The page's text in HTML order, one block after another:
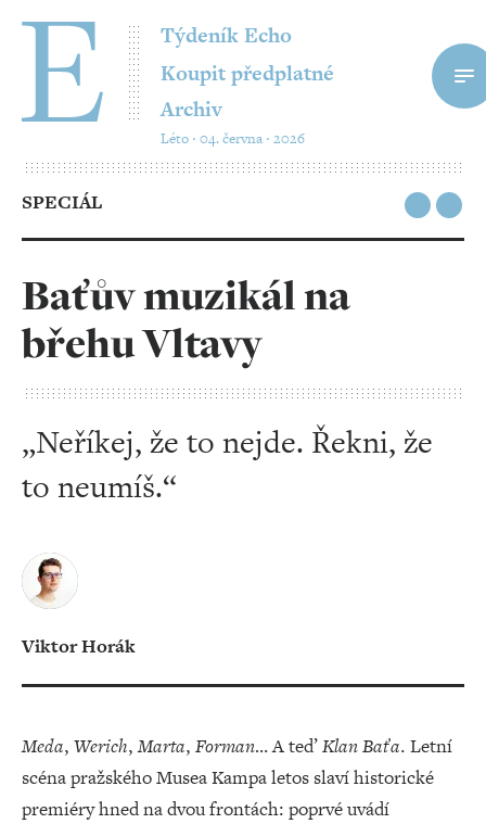
Týdeník Echo
Koupit předplatné
Archiv
Léto ‧ 04. června ‧ 2026
SPECIÁL
Baťův muzikál na
břehu Vltavy
„Neříkej, že to nejde. Řekni, že
to neumíš.“
Viktor Horák
Meda, Werich,Marta, Forman… A teďKlan Baťa. Letní
scéna pražského Musea Kampa letos slaví historické
premiéry hned na dvou frontách: poprvé uvádí